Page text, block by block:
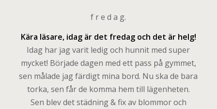
f r e d a g.
Kära läsare, idag är det fredag och det är helg!
Idag har jag varit ledig och hunnit med super
mycket! Började dagen med ett pass på gymmet,
sen målade jag färdigt mina bord. Nu ska de bara
torka, sen får de komma hem till lägenheten.
Sen blev det städning & fix av blommor och